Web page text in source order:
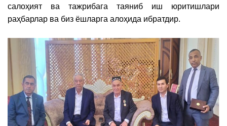
салоҳият ва тажрибага таяниб иш юритишлари
раҳбарлар ва биз ёшларга алоҳида ибратдир.